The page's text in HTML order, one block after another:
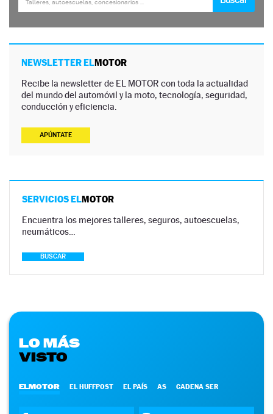
NEWSLETTER ELMOTOR
Recibe la newsletter de EL MOTOR con toda la actualidad
del mundo del automóvil y la moto, tecnología, seguridad,
conducción y eficiencia.
APÚNTATE
SERVICIOS ELMOTOR
Encuentra los mejores talleres, seguros, autoescuelas,
neumáticos…
BUSCAR
LO MÁS
VISTO
ELMOTOR EL HUFFPOST EL PAÍS AS CADENA SER